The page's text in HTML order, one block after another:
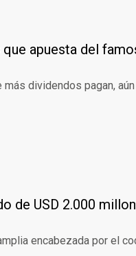
apuesta del
dividendos pagan,
de USD 2.000
encabezada por el